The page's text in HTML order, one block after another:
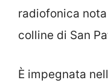
radiofonica
colline di San
È impegnata